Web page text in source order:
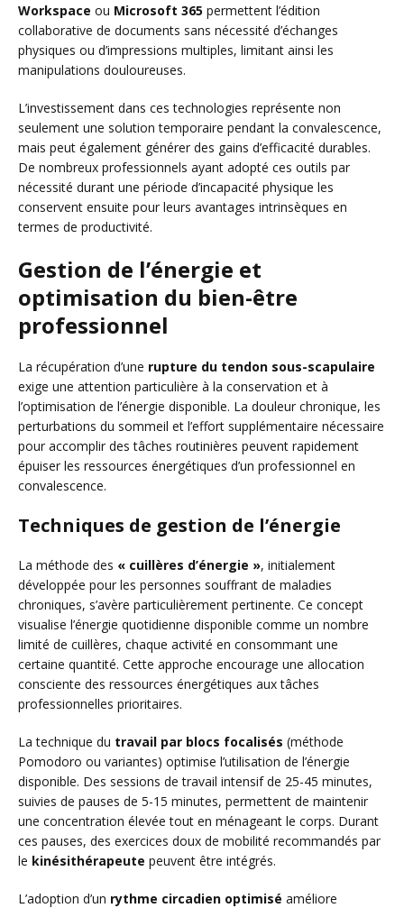
Workspace ou Microsoft 365 permettent l’édition
collaborative de documents sans nécessité d’échanges
physiques ou d’impressions multiples, limitant ainsi les
manipulations douloureuses.
L’investissement dans ces technologies représente non
seulement une solution temporaire pendant la convalescence,
mais peut également générer des gains d’efficacité durables.
De nombreux professionnels ayant adopté ces outils par
nécessité durant une période d’incapacité physique les
conservent ensuite pour leurs avantages intrinsèques en
termes de productivité.
Gestion de l’énergie et
optimisation du bien-être
professionnel
La récupération d’une rupture du tendon sous-scapulaire
exige une attention particulière à la conservation et à
l’optimisation de l’énergie disponible. La douleur chronique, les
perturbations du sommeil et l’effort supplémentaire nécessaire
pour accomplir des tâches routinières peuvent rapidement
épuiser les ressources énergétiques d’un professionnel en
convalescence.
Techniques de gestion de l’énergie
La méthode des « cuillères d’énergie », initialement
développée pour les personnes souffrant de maladies
chroniques, s’avère particulièrement pertinente. Ce concept
visualise l’énergie quotidienne disponible comme un nombre
limité de cuillères, chaque activité en consommant une
certaine quantité. Cette approche encourage une allocation
consciente des ressources énergétiques aux tâches
professionnelles prioritaires.
La technique du travail par blocs focalisés (méthode
Pomodoro ou variantes) optimise l’utilisation de l’énergie
disponible. Des sessions de travail intensif de 25-45 minutes,
suivies de pauses de 5-15 minutes, permettent de maintenir
une concentration élevée tout en ménageant le corps. Durant
ces pauses, des exercices doux de mobilité recommandés par
le kinésithérapeute peuvent être intégrés.
L’adoption d’un rythme circadien optimisé améliore